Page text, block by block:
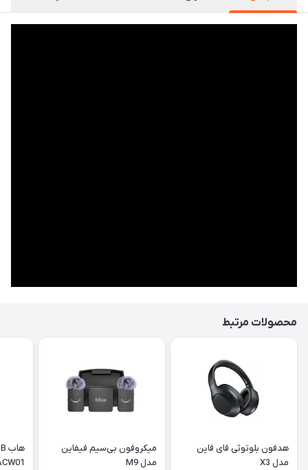
محصولات مرتبط
هدفون بلوتوثی فای فاین
مدل X3
میکروفون بی‌سیم فیفاین
مدل M9